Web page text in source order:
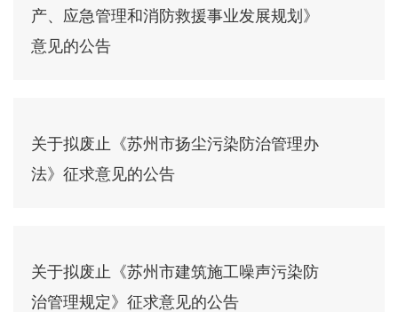
产、应急管理和消防救援事业发展规划》
意见的公告
关于拟废止《苏州市扬尘污染防治管理办
法》征求意见的公告
关于拟废止《苏州市建筑施工噪声污染防
治管理规定》征求意见的公告